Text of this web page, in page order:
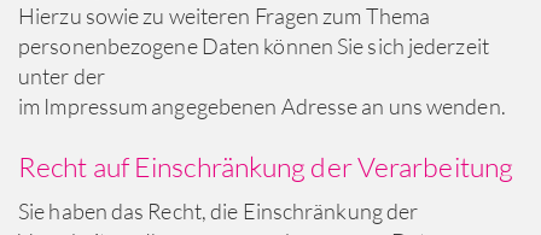
Hierzu sowie zu weiteren Fragen zum Thema
personenbezogene Daten können Sie sich jederzeit
unter der
im Impressum angegebenen Adresse an uns wenden.
Recht auf Einschränkung der Verarbeitung
Sie haben das Recht, die Einschränkung der